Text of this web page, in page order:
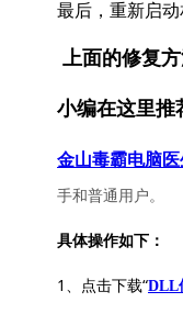
最后，重新启动
上面的修复
小编在这里推
金山毒霸电脑医
手和普通用户。
具体操作如下：
1、点击下载“DLL